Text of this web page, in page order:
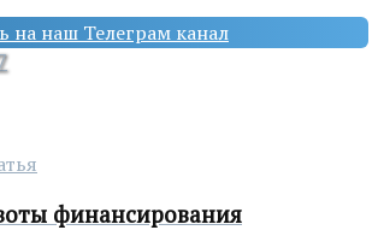
на наш Телеграм канал
финансирования